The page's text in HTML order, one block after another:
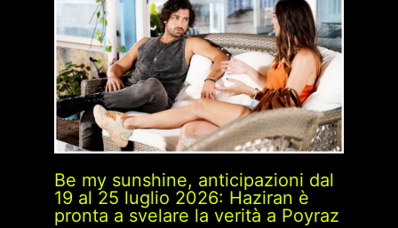
Be my sunshine, anticipazioni dal
19 al 25 luglio 2026: Haziran è
pronta a svelare la verità a Poyraz